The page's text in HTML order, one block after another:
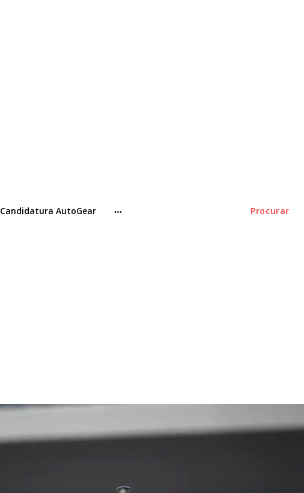
Procurar
Candidatura AutoGear